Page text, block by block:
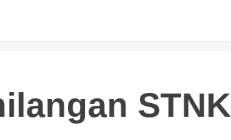
STNK